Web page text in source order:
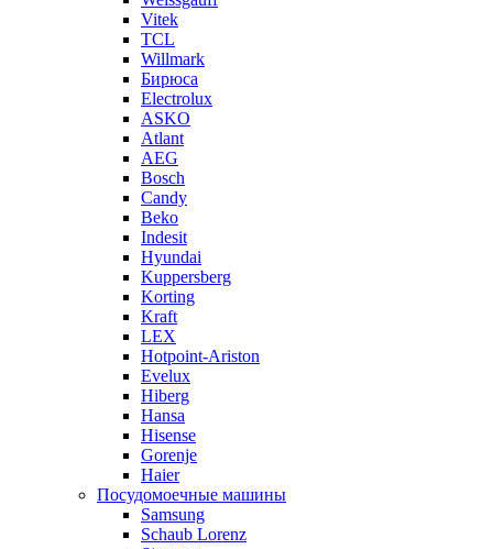
Vitek
TCL
Willmark
Бирюса
Electrolux
ASKO
Atlant
AEG
Bosch
Candy
Beko
Indesit
Hyundai
Kuppersberg
Korting
Kraft
LEX
Hotpoint-Ariston
Evelux
Hiberg
Hansa
Hisense
Gorenje
Haier
Посудомоечные машины
Samsung
Schaub Lorenz